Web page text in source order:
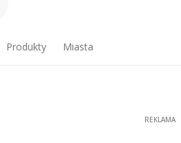
Produkty Miasta
REKLAMA